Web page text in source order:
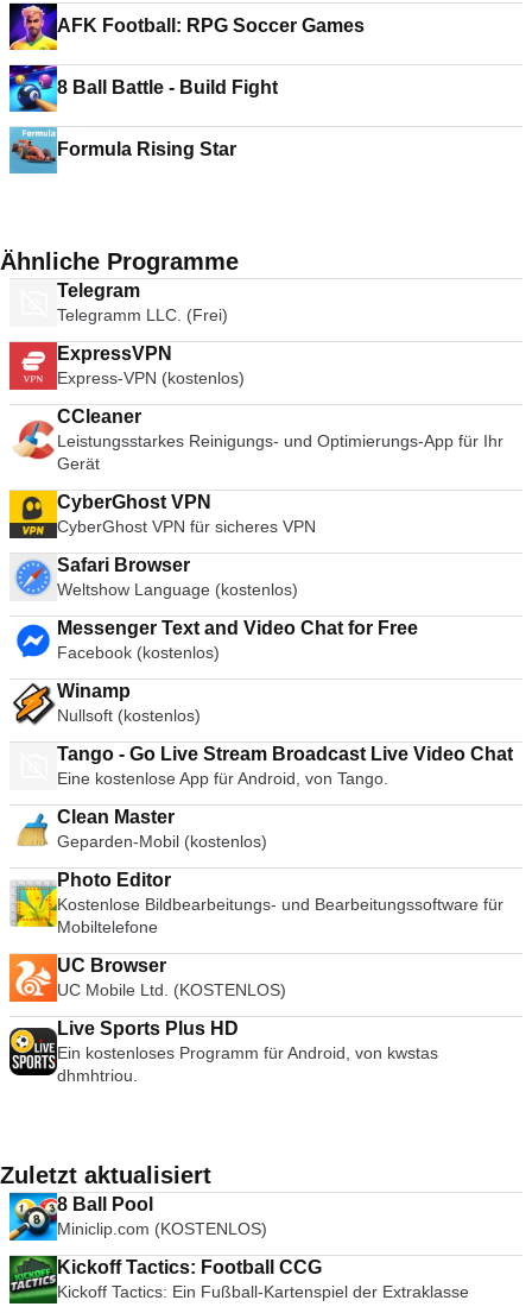
AFK Football: RPG Soccer Games
8 Ball Battle - Build Fight
Formula Rising Star
Ähnliche Programme
Telegram
Telegramm LLC. (Frei)
ExpressVPN
Express-VPN (kostenlos)
CCleaner
Leistungsstarkes Reinigungs- und Optimierungs-App für Ihr
Gerät
CyberGhost VPN
CyberGhost VPN für sicheres VPN
Safari Browser
Weltshow Language (kostenlos)
Messenger Text and Video Chat for Free
Facebook (kostenlos)
Winamp
Nullsoft (kostenlos)
Tango - Go Live Stream Broadcast Live Video Chat
Eine kostenlose App für Android, von Tango.
Clean Master
Geparden-Mobil (kostenlos)
Photo Editor
Kostenlose Bildbearbeitungs- und Bearbeitungssoftware für
Mobiltelefone
UC Browser
UC Mobile Ltd. (KOSTENLOS)
Live Sports Plus HD
Ein kostenloses Programm für Android, von kwstas
dhmhtriou.
Zuletzt aktualisiert
8 Ball Pool
Miniclip.com (KOSTENLOS)
Kickoff Tactics: Football CCG
Kickoff Tactics: Ein Fußball-Kartenspiel der Extraklasse